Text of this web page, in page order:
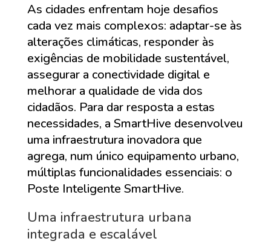
As cidades enfrentam hoje desafios
cada vez mais complexos: adaptar-se às
alterações climáticas, responder às
exigências de mobilidade sustentável,
assegurar a conectividade digital e
melhorar a qualidade de vida dos
cidadãos. Para dar resposta a estas
necessidades, a SmartHive desenvolveu
uma infraestrutura inovadora que
agrega, num único equipamento urbano,
múltiplas funcionalidades essenciais: o
Poste Inteligente SmartHive.
Uma infraestrutura urbana
integrada e escalável